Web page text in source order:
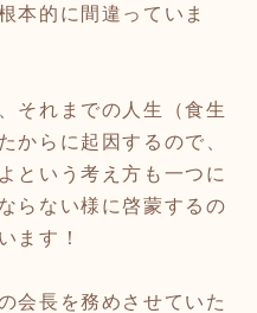
本的に間違っていま
それまでの人生（食生
からに起因するので、
という考え方も一つに
らない様に啓蒙するの
ます！
会長を務めさせていた